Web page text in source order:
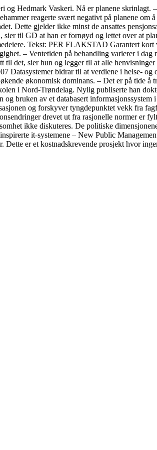
Hedmark Vaskeri. Nå er planene skrinlagt.
reagerte svært negativt på planene om
Dette gjelder ikke minst de ansattes
til GD at han er fornøyd og lettet over at
Tekst: PER FLAKSTAD Garantert
– Ventetiden på behandling varierer i
det, sier hun og legger til at alle
bidrar til at verdiene i helse- og
økonomisk dominans. – Det er på tide å
i Nord-Trøndelag. Nylig publiserte han
bruken av et databasert
og forskyver tyngdepunktet vekk fra
drevet ut fra rasjonelle normer er
ikke diskuteres. De politiske
it-systemene – New Public
er et kostnadskrevende prosjekt hvor